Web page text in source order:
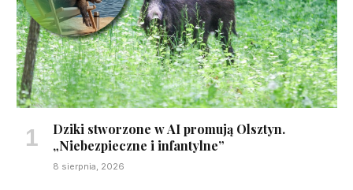
Dziki stworzone w AI promują Olsztyn.
„Niebezpieczne i infantylne”
8 sierpnia, 2026